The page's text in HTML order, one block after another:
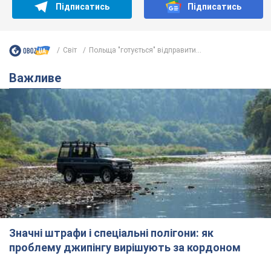
Підписатись Підписатись
Світ Польща "готується" відправити...
Важливе
Значні штрафи і спеціальні полігони: як
проблему джипінгу вирішують за кордоном